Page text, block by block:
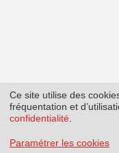
Ce site utilise des
fréquentation et
confidentialité
Paramétrer les cookies